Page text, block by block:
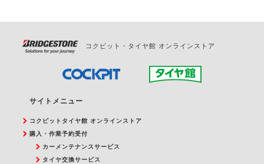
コクピット・タイヤ館 オンラインストア
サイトメニュー
コクピットタイヤ館 オンラインストア
購入・作業予約受付
カーメンテナンスサービス
タイヤ交換サービス